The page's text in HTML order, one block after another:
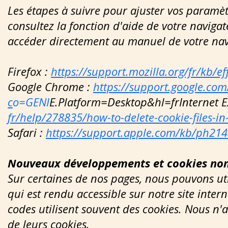
Les étapes à suivre pour ajuster vos
consultez la fonction d'aide de votre
accéder directement au manuel de votre
Firefox : https://support.mozilla.org/fr/kb/
Google Chrome : https://
co=GENIE.Platform=Desktop&hl=frInternet
fr/help/278835/how-to-delete-cookie-files-
Safari : https://support.apple.com/kb/
Nouveaux développements et cookies
Sur certaines de nos pages, nous pouvons
qui est rendu accessible sur notre site
codes utilisent souvent des cookies. Nous
de leurs cookies.